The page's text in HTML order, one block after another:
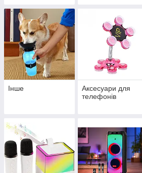
Інше
Аксесуари для
телефонів